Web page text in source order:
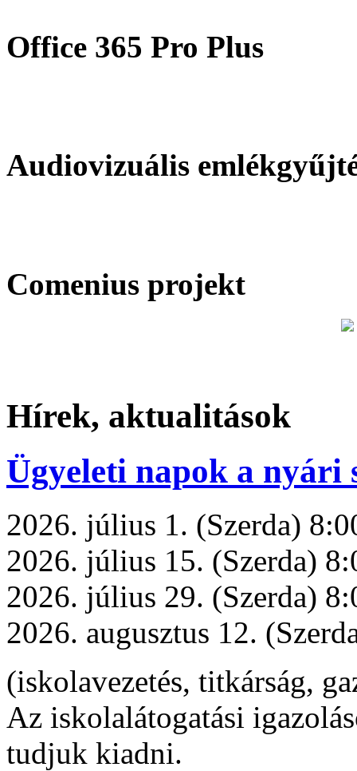
Office 365 Pro Plus
Audiovizuális
Comenius projekt
Hírek, aktualitások
Ügyeleti napok a nyári
2026. július 1. (Szerda)
2026. július 15. (Szerda)
2026. július 29. (Szerda)
2026. augusztus 12.
(iskolavezetés, titkárság,
Az iskolalátogatási
tudjuk kiadni.